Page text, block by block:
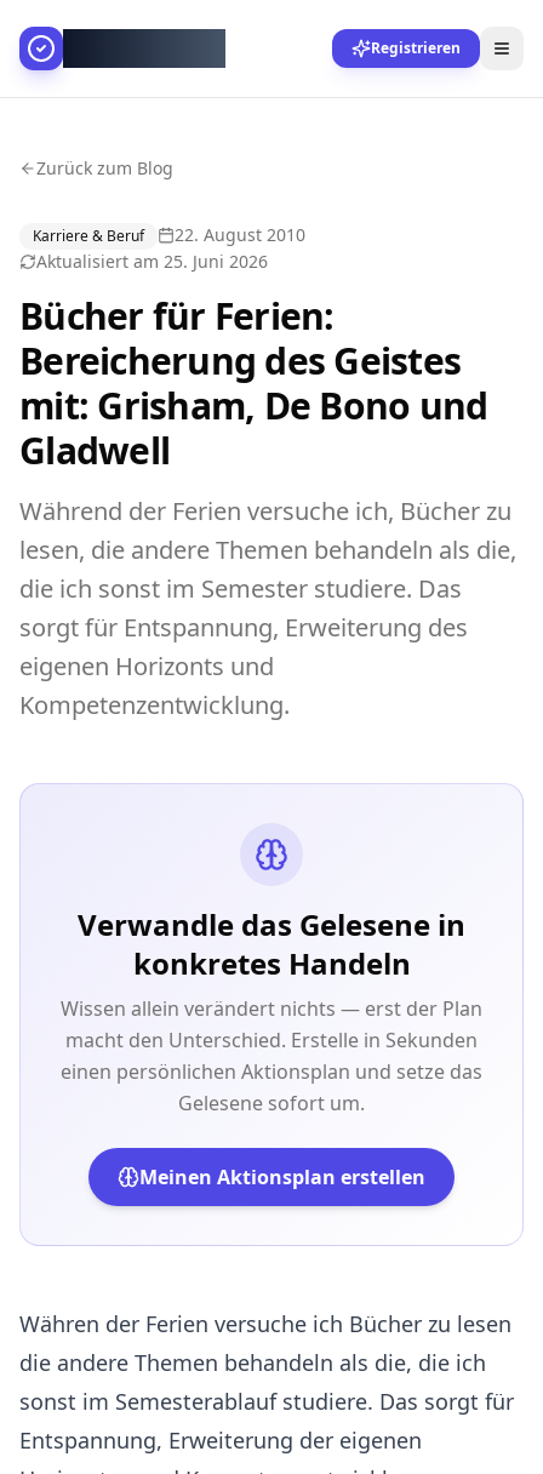
Registrieren
Zurück zum Blog
Karriere & Beruf
22. August 2010
Aktualisiert am 25. Juni 2026
Bücher für Ferien:
Bereicherung des Geistes
mit: Grisham, De Bono und
Gladwell
Während der Ferien versuche ich, Bücher zu
lesen, die andere Themen behandeln als die,
die ich sonst im Semester studiere. Das
sorgt für Entspannung, Erweiterung des
eigenen Horizonts und
Kompetenzentwicklung.
Verwandle das Gelesene in
konkretes Handeln
Wissen allein verändert nichts — erst der Plan
macht den Unterschied. Erstelle in Sekunden
einen persönlichen Aktionsplan und setze das
Gelesene sofort um.
Meinen Aktionsplan erstellen
Währen der Ferien versuche ich Bücher zu lesen
die andere Themen behandeln als die, die ich
sonst im Semesterablauf studiere. Das sorgt für
Entspannung, Erweiterung der eigenen